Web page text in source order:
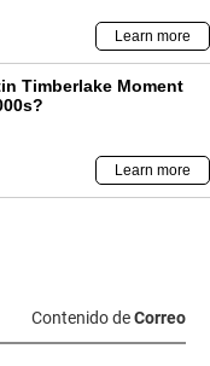
Contenido deCorreo